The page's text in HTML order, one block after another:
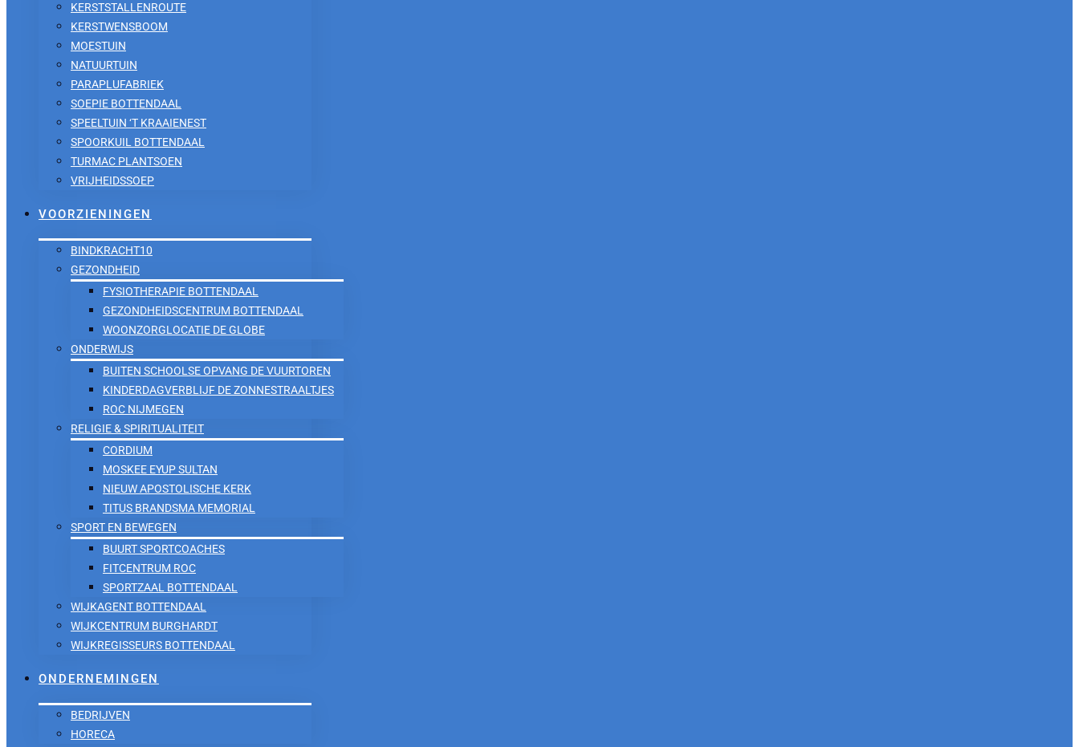
KERSTSTALLENROUTE
KERSTWENSBOOM
MOESTUIN
NATUURTUIN
PARAPLUFABRIEK
SOEPIE BOTTENDAAL
SPEELTUIN ‘T KRAAIENEST
SPOORKUIL BOTTENDAAL
TURMAC PLANTSOEN
VRIJHEIDSSOEP
VOORZIENINGEN
BINDKRACHT10
GEZONDHEID
FYSIOTHERAPIE BOTTENDAAL
GEZONDHEIDSCENTRUM BOTTENDAAL
WOONZORGLOCATIE DE GLOBE
ONDERWIJS
BUITEN SCHOOLSE OPVANG DE VUURTOREN
KINDERDAGVERBLIJF DE ZONNESTRAALTJES
ROC NIJMEGEN
RELIGIE & SPIRITUALITEIT
CORDIUM
MOSKEE EYUP SULTAN
NIEUW APOSTOLISCHE KERK
TITUS BRANDSMA MEMORIAL
SPORT EN BEWEGEN
BUURT SPORTCOACHES
FITCENTRUM ROC
SPORTZAAL BOTTENDAAL
WIJKAGENT BOTTENDAAL
WIJKCENTRUM BURGHARDT
WIJKREGISSEURS BOTTENDAAL
ONDERNEMINGEN
BEDRIJVEN
HORECA